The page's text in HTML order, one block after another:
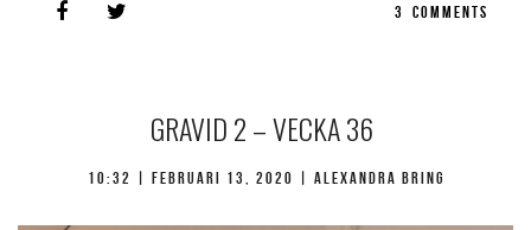
3 COMMENTS
GRAVID 2 – VECKA 36
10:32 | februari 13, 2020 | Alexandra Bring